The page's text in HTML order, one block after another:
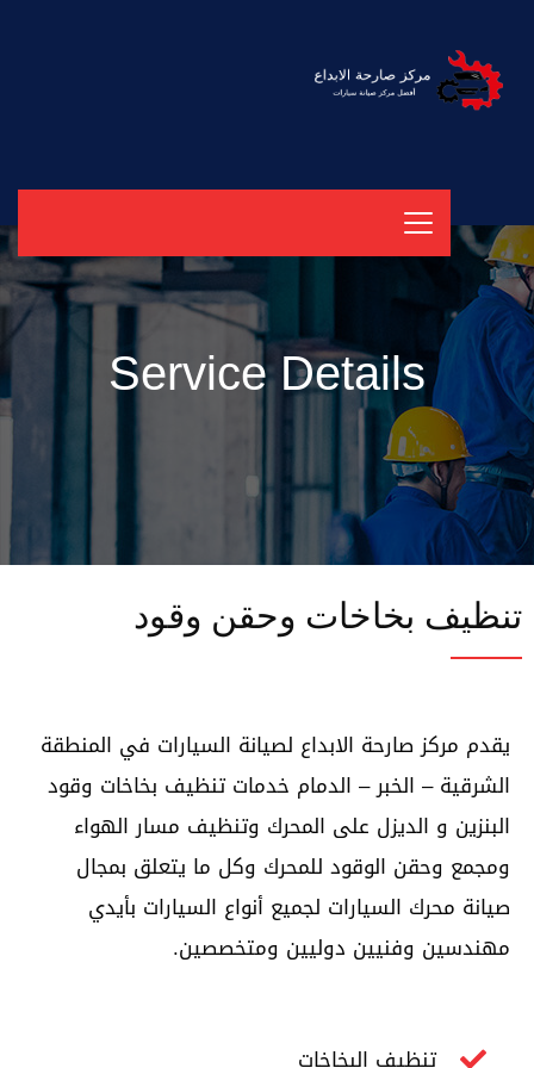
Service Details
تنظيف بخاخات وحقن وقود
يقدم مركز صارحة الابداع لصيانة السيارات في المنطقة
الشرقية – الخبر – الدمام خدمات تنظيف بخاخات وقود
البنزين و الديزل على المحرك وتنظيف مسار الهواء
ومجمع وحقن الوقود للمحرك وكل ما يتعلق بمجال
صيانة محرك السيارات لجميع أنواع السيارات بأيدي
مهندسين وفنيين دوليين ومتخصصين.
تنظيف البخاخات